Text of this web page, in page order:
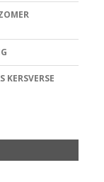
KERSVERSE